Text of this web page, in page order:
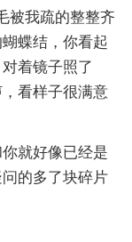
被我疏的整整齐
蝶结，你看起
着镜子照了
看样子很满意
就好像已经是
的多了块碎片